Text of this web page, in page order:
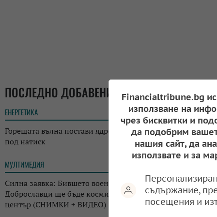
ПОСЛЕДНО ДОБАВЕНИ
ЕНЕРГЕТИКА 14:21
Горещата вълна постави ядрената енергетика на Европа
под натиск
МУЛТИМЕДИЯ
Силна заявка: Бившето военно летище край
Доброславци ще бъде космически и технологичен
център (СНИМКИ + ВИДЕО)
Financialtribune.bg
използване на
чрез бисквитки и
да подобрим
нашия сайт, да
използвате и за
съдържание,
посещения и